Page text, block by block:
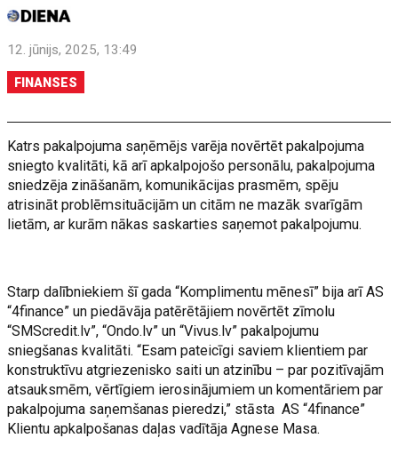
12. jūnijs, 2025, 13:49
FINANSES
Katrs pakalpojuma saņēmējs varēja novērtēt pakalpojuma
sniegto kvalitāti, kā arī apkalpojošo personālu, pakalpojuma
sniedzēja zināšanām, komunikācijas prasmēm, spēju
atrisināt problēmsituācijām un citām ne mazāk svarīgām
lietām, ar kurām nākas saskarties saņemot pakalpojumu.
Starp dalībniekiem šī gada “Komplimentu mēnesī” bija arī AS
“4finance” un piedāvāja patērētājiem novērtēt zīmolu
“SMScredit.lv”, “Ondo.lv” un “Vivus.lv” pakalpojumu
sniegšanas kvalitāti. “Esam pateicīgi saviem klientiem par
konstruktīvu atgriezenisko saiti un atzinību – par pozitīvajām
atsauksmēm, vērtīgiem ierosinājumiem un komentāriem par
pakalpojuma saņemšanas pieredzi,” stāsta AS “4finance”
Klientu apkalpošanas daļas vadītāja Agnese Masa.